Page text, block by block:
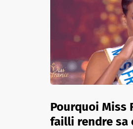
Pourquoi Miss
failli rendre sa